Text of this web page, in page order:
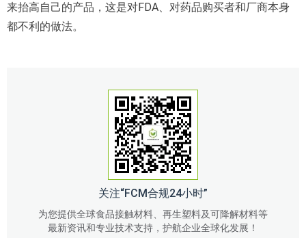
来抬高自己的产品，这是对FDA、对药品购买者和厂商本身
都不利的做法。
关注“FCM合规24小时”
为您提供全球食品接触材料、再生塑料及可降解材料等
最新资讯和专业技术支持，护航企业全球化发展！